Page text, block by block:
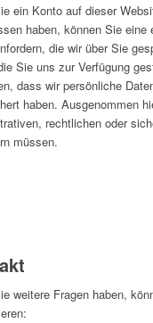
ein Konto auf dieser
haben, können Sie
die wir über Sie
Sie uns zur Verfügung
dass wir persönliche
haben. Ausgenommen
rechtlichen oder
müssen.
weitere Fragen haben,